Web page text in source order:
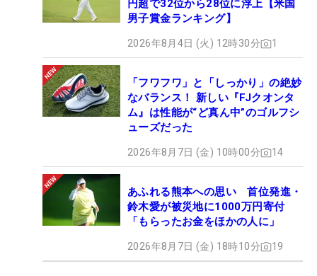
円超で32位から28位に浮上【米国
男子賞金ランキング】
2026年8月4日 (火) 12時30分 1
「フワフワ」と「しっかり」の絶妙
なバランス！ 新しい『FJクオンタ
ム』は性能が“ど真ん中”のゴルフシ
ューズだった
2026年8月7日 (金) 10時00分 14
あふれる熊本への思い 首位発進・
鈴木愛が被災地に1000万円寄付
「もらったお金をほかの人に」
2026年8月7日 (金) 18時10分 19